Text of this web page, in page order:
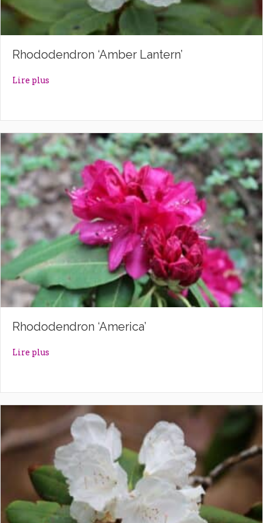
Rhododendron ‘Amber Lantern’
Lire plus
Rhododendron ‘America’
Lire plus